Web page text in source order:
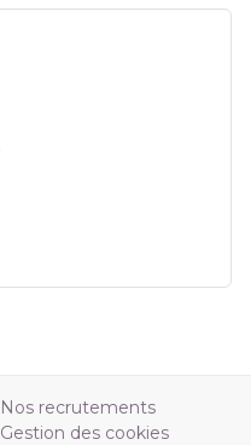
Nos recrutements
Gestion des cookies